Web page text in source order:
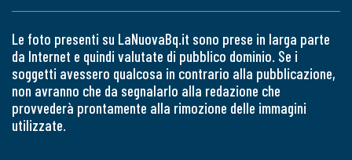
Le foto presenti su LaNuovaBq.it sono prese in larga parte
da Internet e quindi valutate di pubblico dominio. Se i
soggetti avessero qualcosa in contrario alla pubblicazione,
non avranno che da segnalarlo alla redazione che
provvederà prontamente alla rimozione delle immagini
utilizzate.